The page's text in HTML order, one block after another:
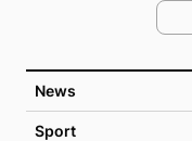
News
Sport